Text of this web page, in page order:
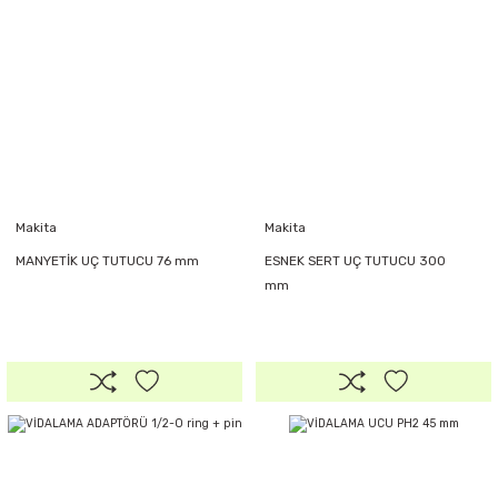
Makita
MANYETİK UÇ TUTUCU 76 mm
Makita
ESNEK SERT UÇ TUTUCU 300
mm